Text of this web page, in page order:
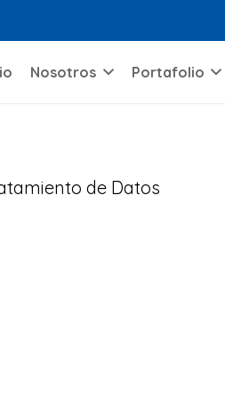
Nosotros Portafolio
de Datos